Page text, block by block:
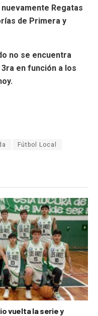
Regatas
de Primera y
no se encuentra
en función a los
Fútbol Local
vuelta la serie y